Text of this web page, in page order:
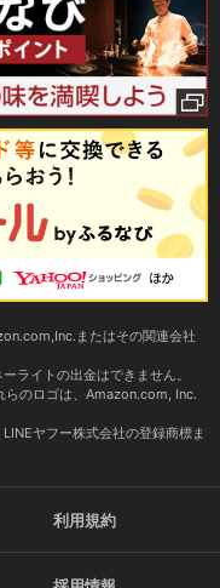
またはその関連会社
ライトの出金はできません。
のロゴは、Amazon.com, Inc.
ヤフー株式会社の登録商標ま
利用規約